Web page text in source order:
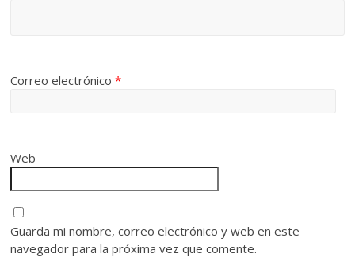
Correo electrónico*
Web
Guarda mi nombre, correo electrónico y web en este
navegador para la próxima vez que comente.